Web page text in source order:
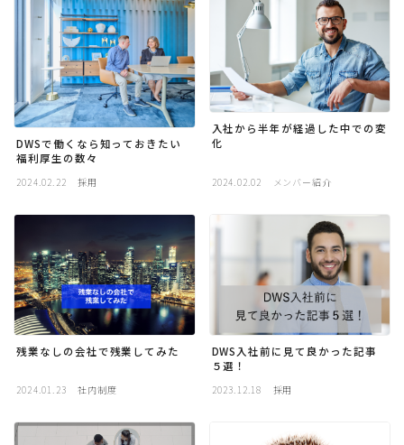
プログラミング
ビジネス
リモートワーク
社内制度
採用
公式ページ
DWSで働くなら知っておきたい
福利厚生の数々
2024.02.22 採用
入社から半年が経過した中での変
化
2024.02.02 メンバー紹介
残業なしの会社で残業してみた
2024.01.23 社内制度
DWS入社前に見て良かった記事
５選！
2023.12.18 採用